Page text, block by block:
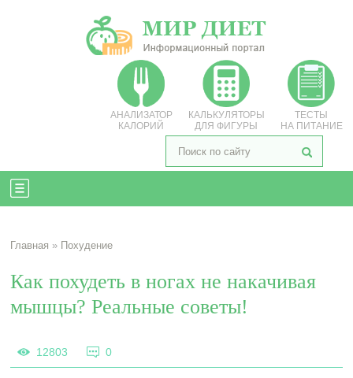
АНАЛИЗАТОР
КАЛОРИЙ
КАЛЬКУЛЯТОРЫ
ДЛЯ ФИГУРЫ
ТЕСТЫ
НА ПИТАНИЕ
Главная » Похудение
Как похудеть в ногах не накачивая
мышцы? Реальные советы!
12803 0